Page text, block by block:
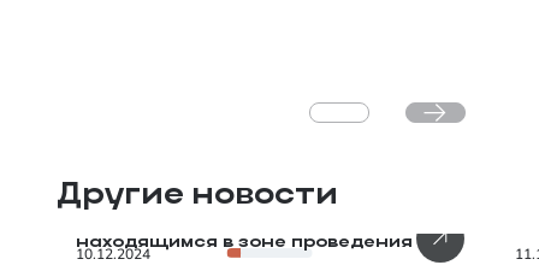
1
Другие новости
находящимся в зоне проведения СВО
10.12.2024